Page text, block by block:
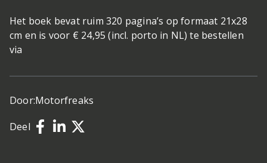
Het boek bevat ruim 320 pagina’s op formaat 21x28
cm en is voor € 24,95 (incl. porto in NL) te bestellen
via
Door:Motorfreaks
Deel